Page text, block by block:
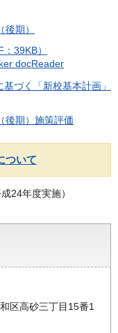
期）
39KB）
づく「新校基本計画」
後期）施策評価
ついて
24年度実施）
区高砂三丁目15番1